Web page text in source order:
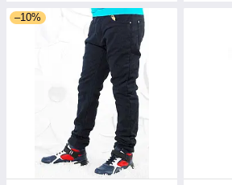
–10%